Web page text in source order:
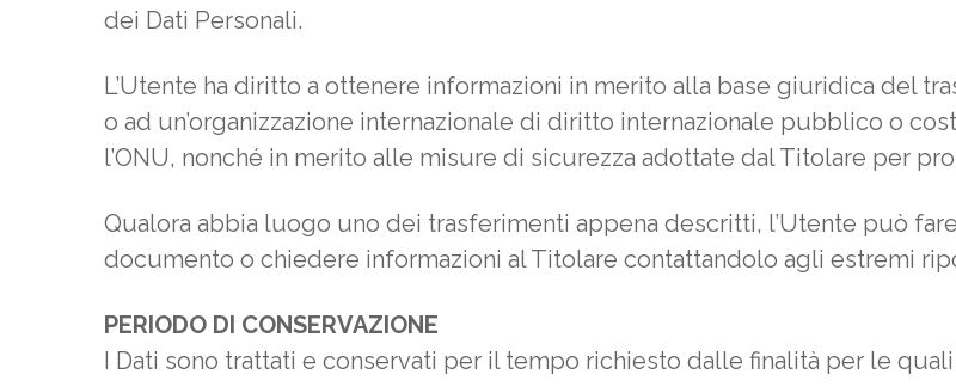
dei Dati Personali.
L’Utente ha diritto a ottenere informazioni in merito alla base giuridica del
o ad un’organizzazione internazionale di diritto internazionale pubblico o
l’ONU, nonché in merito alle misure di sicurezza adottate dal Titolare per
Qualora abbia luogo uno dei trasferimenti appena descritti, l’Utente può
documento o chiedere informazioni al Titolare contattandolo agli estremi
PERIODO DI CONSERVAZIONE
I Dati sono trattati e conservati per il tempo richiesto dalle finalità per le